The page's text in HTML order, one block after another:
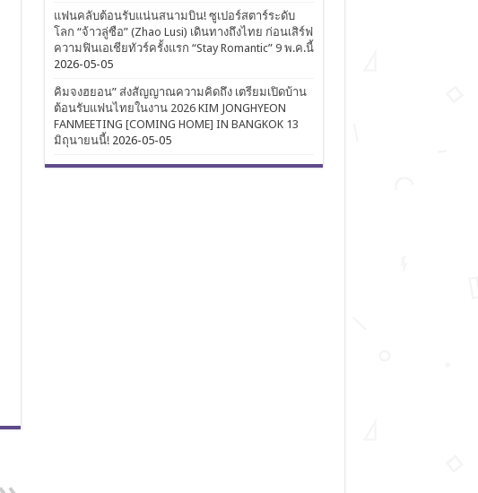
แฟนคลับต้อนรับแน่นสนามบิน! ซูเปอร์สตาร์ระดับ
โลก “จ้าวลู่ซือ” (Zhao Lusi) เดินทางถึงไทย ก่อนเสิร์ฟ
ความฟินเอเชียทัวร์ครั้งแรก “Stay Romantic” 9 พ.ค.นี้
2026-05-05
คิมจงฮยอน” ส่งสัญญาณความคิดถึง เตรียมเปิดบ้าน
ต้อนรับแฟนไทยในงาน 2026 KIM JONGHYEON
FANMEETING [COMING HOME] IN BANGKOK 13
มิถุนายนนี้! 2026-05-05